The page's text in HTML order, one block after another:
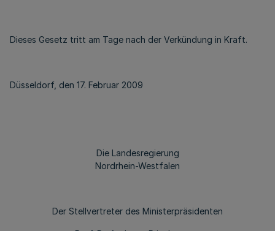
Dieses Gesetz tritt am Tage nach der Verkündung in Kraft.
Düsseldorf, den 17. Februar 2009
Die Landesregierung
Nordrhein-Westfalen
Der Stellvertreter des Ministerpräsidenten